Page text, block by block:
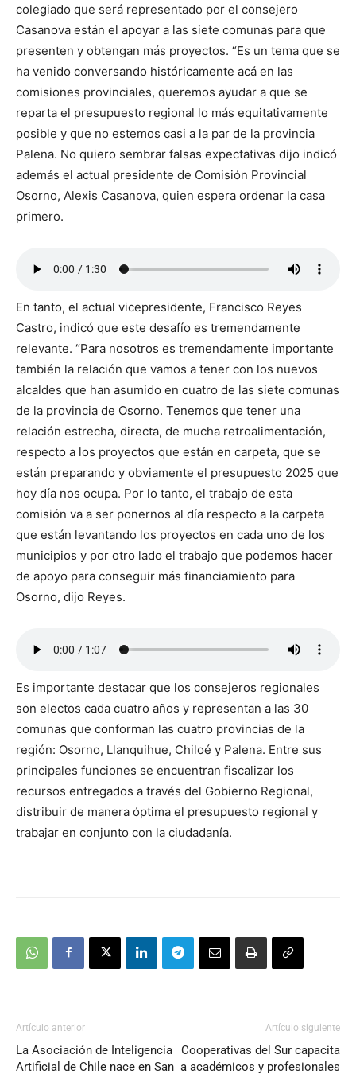
colegiado que será representado por el consejero
Casanova están el apoyar a las siete comunas para que
presenten y obtengan más proyectos. “Es un tema que se
ha venido conversando históricamente acá en las
comisiones provinciales, queremos ayudar a que se
reparta el presupuesto regional lo más equitativamente
posible y que no estemos casi a la par de la provincia
Palena. No quiero sembrar falsas expectativas dijo indicó
además el actual presidente de Comisión Provincial
Osorno, Alexis Casanova, quien espera ordenar la casa
primero.
En tanto, el actual vicepresidente, Francisco Reyes
Castro, indicó que este desafío es tremendamente
relevante. “Para nosotros es tremendamente importante
también la relación que vamos a tener con los nuevos
alcaldes que han asumido en cuatro de las siete comunas
de la provincia de Osorno. Tenemos que tener una
relación estrecha, directa, de mucha retroalimentación,
respecto a los proyectos que están en carpeta, que se
están preparando y obviamente el presupuesto 2025 que
hoy día nos ocupa. Por lo tanto, el trabajo de esta
comisión va a ser ponernos al día respecto a la carpeta
que están levantando los proyectos en cada uno de los
municipios y por otro lado el trabajo que podemos hacer
de apoyo para conseguir más financiamiento para
Osorno, dijo Reyes.
Es importante destacar que los consejeros regionales
son electos cada cuatro años y representan a las 30
comunas que conforman las cuatro provincias de la
región: Osorno, Llanquihue, Chiloé y Palena. Entre sus
principales funciones se encuentran fiscalizar los
recursos entregados a través del Gobierno Regional,
distribuir de manera óptima el presupuesto regional y
trabajar en conjunto con la ciudadanía.
Artículo anterior
La Asociación de Inteligencia
Artificial de Chile nace en San
Artículo siguiente
Cooperativas del Sur capacita
a académicos y profesionales